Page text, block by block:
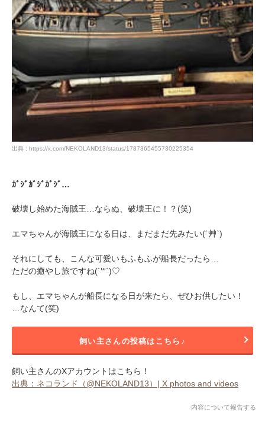
出典 : https://x.com/NEKOLAND13/status/1787365455730225354
ｶﾞｼﾞｶﾞｼﾞｶﾞｼﾞ…
破壊し始めた海賊王…ならぬ、破壊王に！？(笑)
エマちゃんが海賊王になる日は、まだまだ先みたい(´艸`)
それにしても、こんな可愛いもふもふが船長だったら…
ただの癒やし旅ですね(´꒳`)♡
もし、エマちゃんが船長になる日が来たら、ぜひお供したい！
…なんて(笑)
飼い主さんの投稿はこちら♪
飼い主さんのXアカウントはこちら！
出典：ネコランド（@NEKOLAND13）| X photos and videos
内容について報告する
閉じる
pecodogs
いぬ部をフォロー
pecocats
ねこ部をフォロー